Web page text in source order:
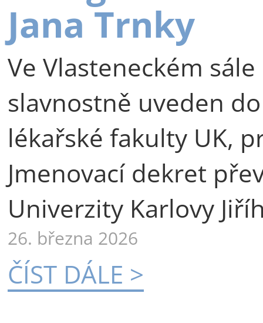
Jana Trnky
Ve Vlasteneckém
slavnostně uveden
lékařské fakulty UK,
Jmenovací dekret
Univerzity Karlovy
26. března 2026
ČÍST DÁLE >